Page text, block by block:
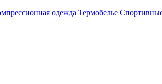
одежда Термобелье